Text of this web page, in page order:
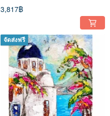
3,817฿
จัดส่งฟรี